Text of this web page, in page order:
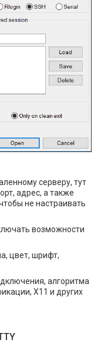
серверу, тут
адрес, а также
не настраивать
возможности
цвет, шрифт,
алгоритма
X11 и других